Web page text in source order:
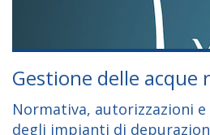
Gestione delle
Normativa, autorizzazioni
degli impianti di